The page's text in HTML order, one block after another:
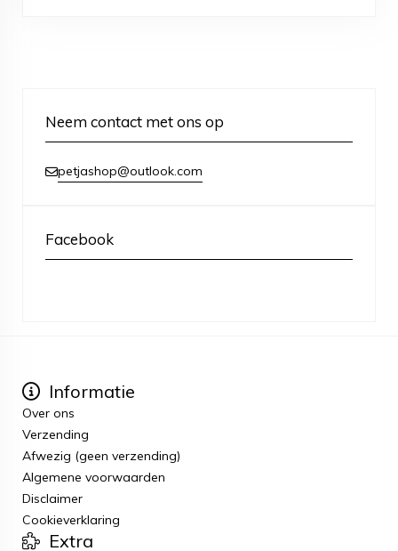
Neem contact met ons op
petjashop@outlook.com
Facebook
Informatie
Over ons
Verzending
Afwezig (geen verzending)
Algemene voorwaarden
Disclaimer
Cookieverklaring
Extra